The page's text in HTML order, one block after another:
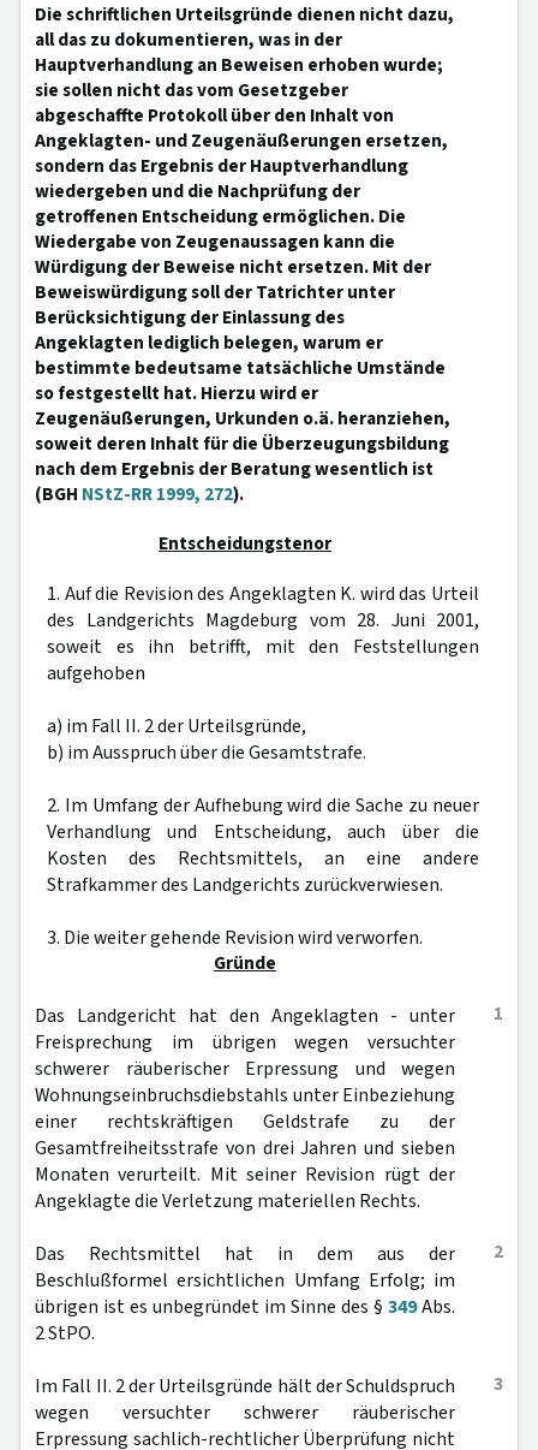
Die schriftlichen Urteilsgründe dienen nicht dazu,
all das zu dokumentieren, was in der
Hauptverhandlung an Beweisen erhoben wurde;
sie sollen nicht das vom Gesetzgeber
abgeschaffte Protokoll über den Inhalt von
Angeklagten- und Zeugenäußerungen ersetzen,
sondern das Ergebnis der Hauptverhandlung
wiedergeben und die Nachprüfung der
getroffenen Entscheidung ermöglichen. Die
Wiedergabe von Zeugenaussagen kann die
Würdigung der Beweise nicht ersetzen. Mit der
Beweiswürdigung soll der Tatrichter unter
Berücksichtigung der Einlassung des
Angeklagten lediglich belegen, warum er
bestimmte bedeutsame tatsächliche Umstände
so festgestellt hat. Hierzu wird er
Zeugenäußerungen, Urkunden o.ä. heranziehen,
soweit deren Inhalt für die Überzeugungsbildung
nach dem Ergebnis der Beratung wesentlich ist
(BGH NStZ-RR 1999, 272).
Entscheidungstenor
1. Auf die Revision des Angeklagten K. wird das Urteil
des Landgerichts Magdeburg vom 28. Juni 2001,
soweit es ihn betrifft, mit den Feststellungen
aufgehoben
a) im Fall II. 2 der Urteilsgründe,
b) im Ausspruch über die Gesamtstrafe.
2. Im Umfang der Aufhebung wird die Sache zu neuer
Verhandlung und Entscheidung, auch über die
Kosten des Rechtsmittels, an eine andere
Strafkammer des Landgerichts zurückverwiesen.
3. Die weiter gehende Revision wird verworfen.
Gründe
1
Das Landgericht hat den Angeklagten - unter
Freisprechung im übrigen wegen versuchter
schwerer räuberischer Erpressung und wegen
Wohnungseinbruchsdiebstahls unter Einbeziehung
einer rechtskräftigen Geldstrafe zu der
Gesamtfreiheitsstrafe von drei Jahren und sieben
Monaten verurteilt. Mit seiner Revision rügt der
Angeklagte die Verletzung materiellen Rechts.
2
Das Rechtsmittel hat in dem aus der
Beschlußformel ersichtlichen Umfang Erfolg; im
übrigen ist es unbegründet im Sinne des § 349Abs.
2 StPO.
3
Im Fall II. 2 der Urteilsgründe hält der Schuldspruch
wegen versuchter schwerer räuberischer
Erpressung sachlich-rechtlicher Überprüfung nicht